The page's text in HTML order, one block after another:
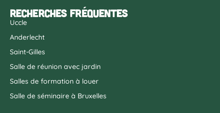
Recherches fréquentes
Uccle
Anderlecht
Saint-Gilles
Salle de réunion avec jardin
Salles de formation à louer
Salle de séminaire à Bruxelles